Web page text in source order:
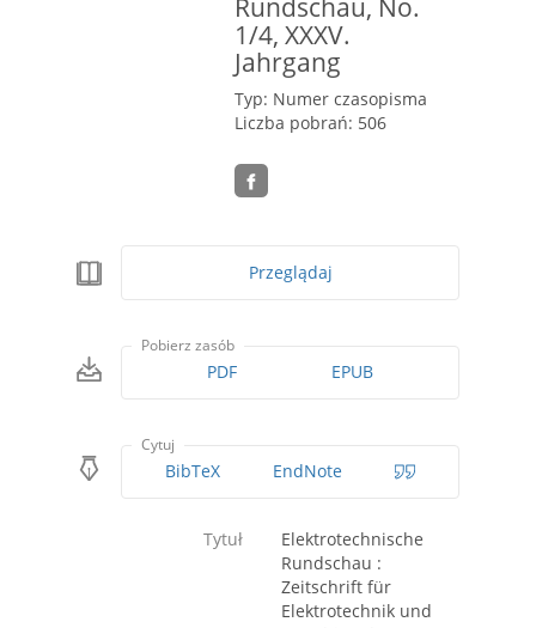
1/4, XXXV.
Jahrgang
Typ: Numer czasopisma
Liczba pobrań: 506
Przeglądaj
Pobierz zasób
PDF EPUB
Cytuj
BibTeX EndNote
Tytuł
Elektrotechnische
Rundschau :
Zeitschrift für
Elektrotechnik und